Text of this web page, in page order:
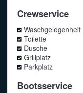
Crewservice
Waschgelegenheit
Toilette
Dusche
Grillplatz
Parkplatz
Bootsservice